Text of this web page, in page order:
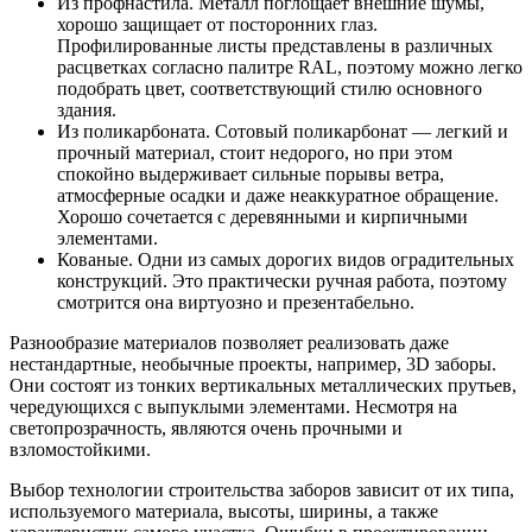
хорошо защищает от посторонних глаз.
Профилированные листы представлены в различных
расцветках согласно палитре RAL, поэтому можно легко
подобрать цвет, соответствующий стилю основного
здания.
Из поликарбоната. Сотовый поликарбонат — легкий и
прочный материал, стоит недорого, но при этом
спокойно выдерживает сильные порывы ветра,
атмосферные осадки и даже неаккуратное обращение.
Хорошо сочетается с деревянными и кирпичными
элементами.
Кованые. Одни из самых дорогих видов оградительных
конструкций. Это практически ручная работа, поэтому
смотрится она виртуозно и презентабельно.
Разнообразие материалов позволяет реализовать даже
нестандартные, необычные проекты, например, 3D заборы.
Они состоят из тонких вертикальных металлических прутьев,
чередующихся с выпуклыми элементами. Несмотря на
светопрозрачность, являются очень прочными и
взломостойкими.
Выбор технологии строительства заборов зависит от их типа,
используемого материала, высоты, ширины, а также